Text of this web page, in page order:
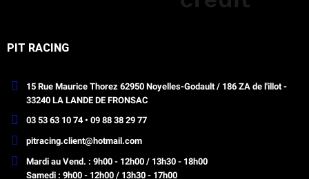
PIT RACING
15 Rue Maurice Thorez 62950 Noyelles-Godault / 186 ZA de l'illot -
33240 LA LANDE DE FRONSAC
03 53 63 10 74 • 09 88 38 29 77
pitracing.client@hotmail.com
Mardi au Vend. : 9h00 - 12h00 / 13h30 - 18h00
Samedi : 9h00 - 12h00 / 13h30 - 17h00